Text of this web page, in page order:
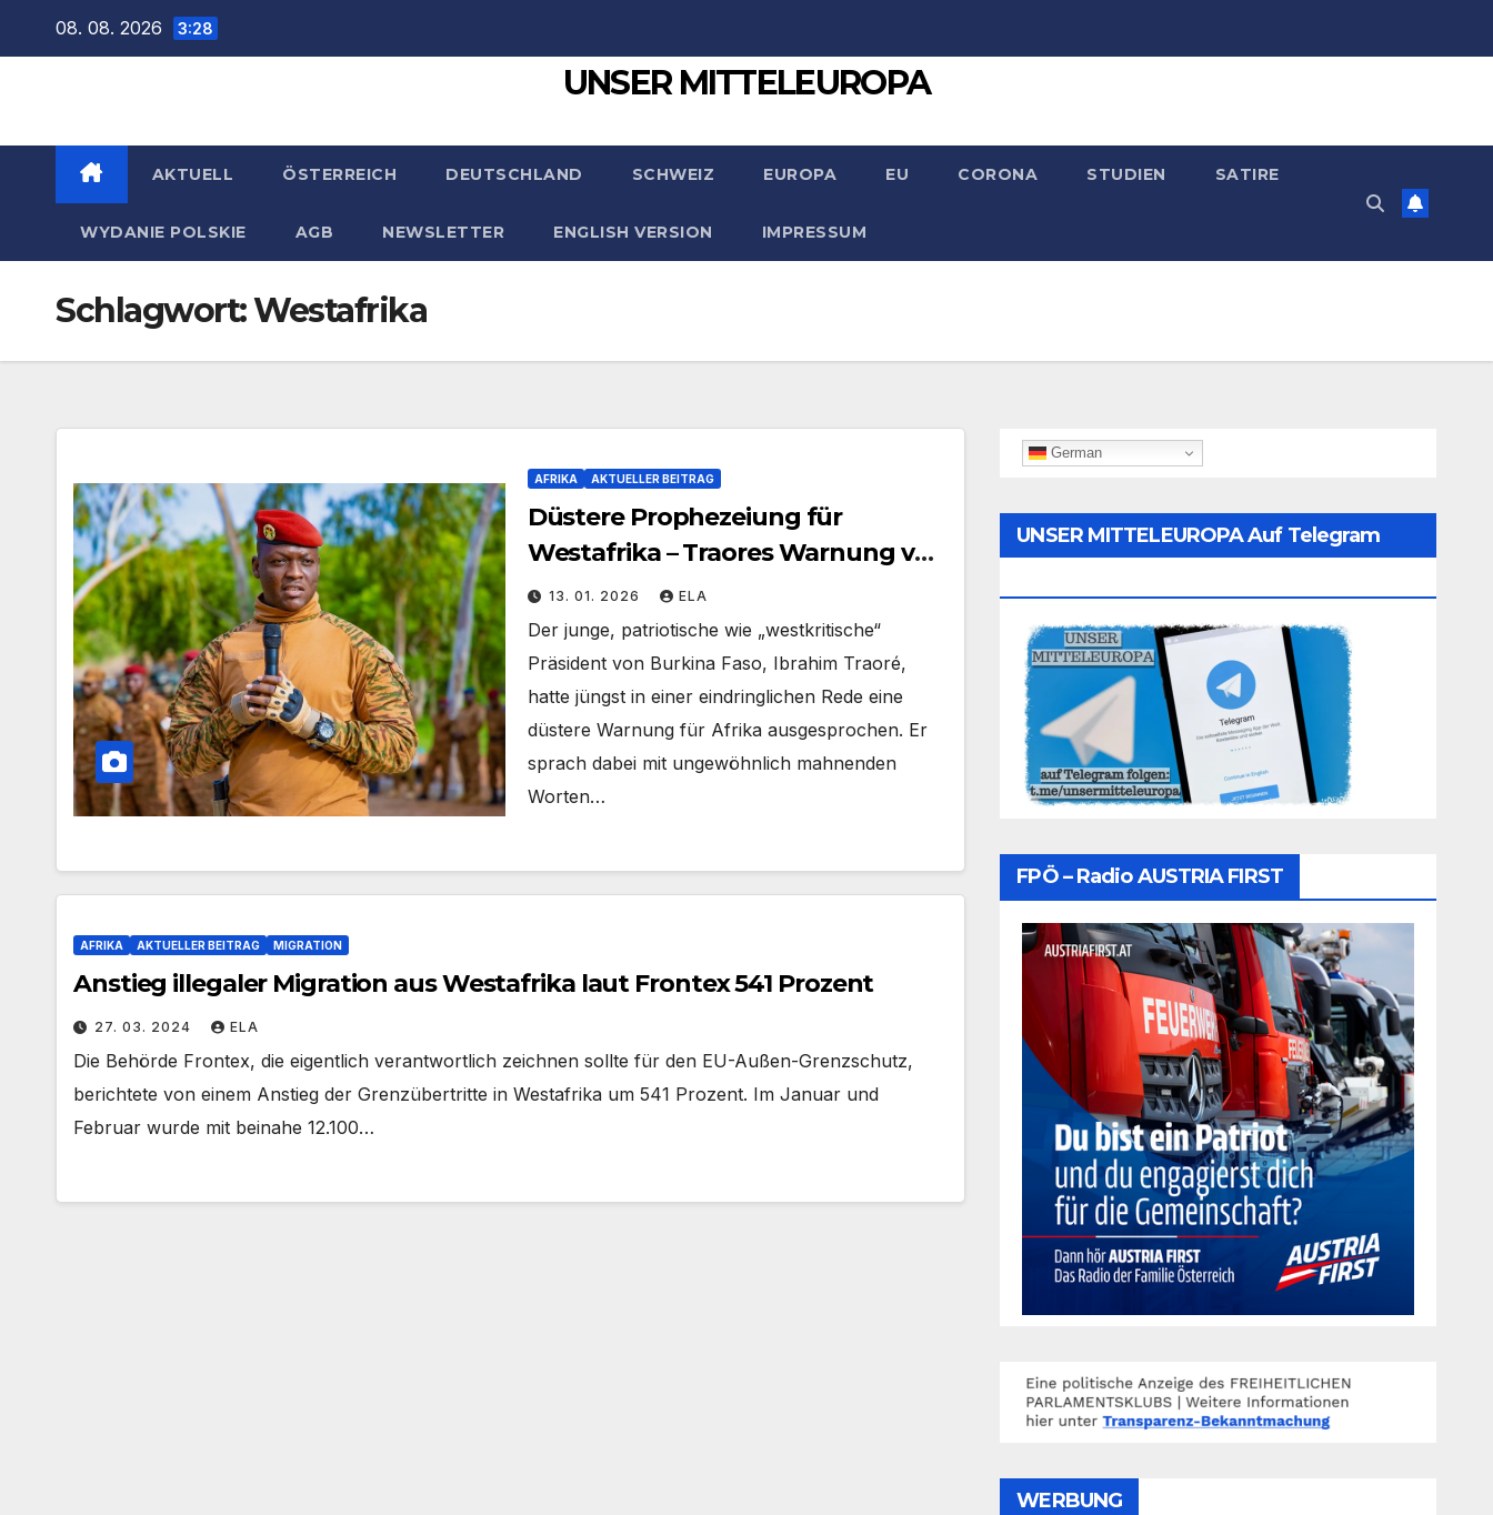
08. 08. 2026 3:28
UNSER MITTELEUROPA
AKTUELL ÖSTERREICH DEUTSCHLAND SCHWEIZ EUROPA EU CORONA STUDIEN SATIRE
WYDANIE POLSKIE AGB NEWSLETTER ENGLISH VERSION IMPRESSUM
Schlagwort:Westafrika
AFRIKA AKTUELLER BEITRAG
Düstere Prophezeiung für
Westafrika – Traores Warnung vor
„schwarzem Winter“
13. 01. 2026 ELA
Der junge, patriotische wie „westkritische“
Präsident von Burkina Faso, Ibrahim Traoré,
hatte jüngst in einer eindringlichen Rede eine
düstere Warnung für Afrika ausgesprochen. Er
sprach dabei mit ungewöhnlich mahnenden
Worten…
AFRIKA AKTUELLER BEITRAG MIGRATION
Anstieg illegaler Migration aus Westafrika laut Frontex 541 Prozent
27. 03. 2024 ELA
Die Behörde Frontex, die eigentlich verantwortlich zeichnen sollte für den EU-Außen-Grenzschutz,
berichtete von einem Anstieg der Grenzübertritte in Westafrika um 541 Prozent. Im Januar und
Februar wurde mit beinahe 12.100…
German
UNSER MITTELEUROPA Auf Telegram
FPÖ – Radio AUSTRIA FIRST
WERBUNG